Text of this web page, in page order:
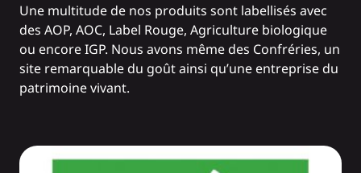
Une multitude de nos produits sont labellisés avec
des AOP, AOC, Label Rouge, Agriculture biologique
ou encore IGP. Nous avons même des Confréries, un
site remarquable du goût ainsi qu’une entreprise du
patrimoine vivant.